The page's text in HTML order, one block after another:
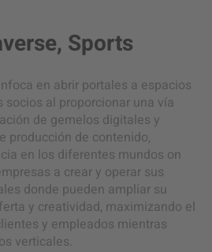
, Sports
en abrir portales a espacios
al proporcionar una vía
de gemelos digitales y
producción de contenido,
en los diferentes mundos on
a crear y operar sus
donde pueden ampliar su
y creatividad, maximizando el
y empleados mientras
verticales.